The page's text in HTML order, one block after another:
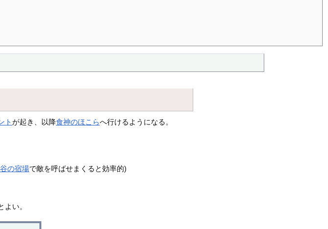
ト が起き、以降食神のほこらへ行けるようになる。
の宿場で敵を呼ばせまくると効率的)
い。